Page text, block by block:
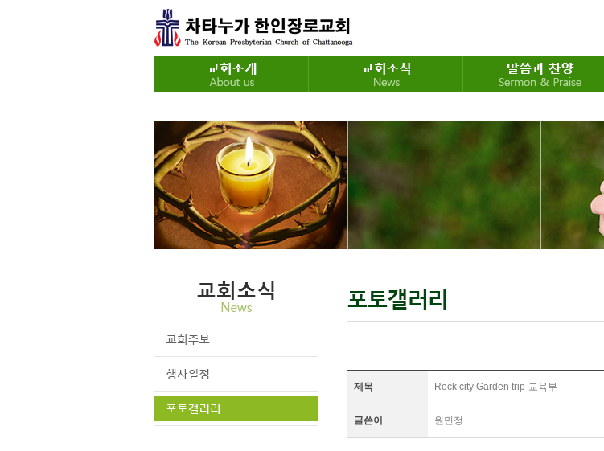
제목 Rock city Garden trip-교육부
글쓴이 원민정